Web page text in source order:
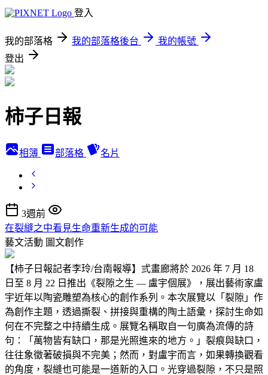
登入
我的部落格 我的部落格後台
我的帳號
登出
柿子日報
相簿 部落格 名片
3週前
在裂縫之中看見生命重新生成的可能
藝文活動 圖文創作
【柿子日報記者李玲/台南報導】弎畫廊將於 2026 年 7 月 18
日至 8 月 22 日推出《裂隙之生 — 盧宇個展》，展出藝術家盧
宇近年以陶瓷雕塑為核心的創作系列。本次展覽以「裂隙」作
為創作主題，透過撕裂、拼接與重構的陶土語彙，探討生命如
何在不完整之中持續生成。展覽名稱取自一句廣為流傳的詩
句：「萬物皆有缺口，那是光照進來的地方。」裂痕與缺口，
往往象徵著破損與不完美；然而，對盧宇而言，如果轉換觀看
的角度，裂縫也可能是一道新的入口。光穿過裂隙，不只是照